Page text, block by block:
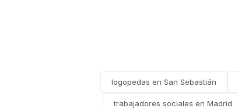
logopedas en San Sebastián
trabajadores sociales en Madrid